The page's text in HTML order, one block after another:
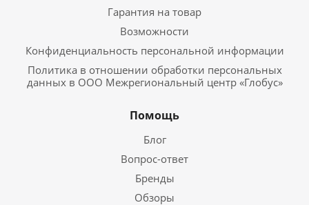
Гарантия на товар
Возможности
Конфиденциальность персональной информации
Политика в отношении обработки персональных
данных в ООО Межрегиональный центр «Глобус»
Помощь
Блог
Вопрос-ответ
Бренды
Обзоры